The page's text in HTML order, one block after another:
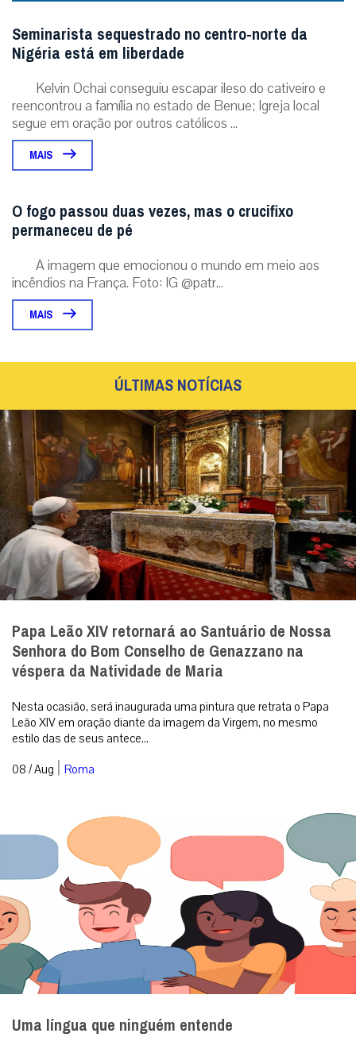
Seminarista sequestrado no centro-norte da
Nigéria está em liberdade
Kelvin Ochai conseguiu escapar ileso do cativeiro e
reencontrou a família no estado de Benue; Igreja local
segue em oração por outros católicos ...
MAIS
O fogo passou duas vezes, mas o crucifixo
permaneceu de pé
A imagem que emocionou o mundo em meio aos
incêndios na França. Foto: IG @patr...
MAIS
ÚLTIMAS NOTÍCIAS
Papa Leão XIV retornará ao Santuário de Nossa
Senhora do Bom Conselho de Genazzano na
véspera da Natividade de Maria
Nesta ocasião, será inaugurada uma pintura que retrata o Papa
Leão XIV em oração diante da imagem da Virgem, no mesmo
estilo das de seus antece...
08 / Aug | Roma
Uma língua que ninguém entende